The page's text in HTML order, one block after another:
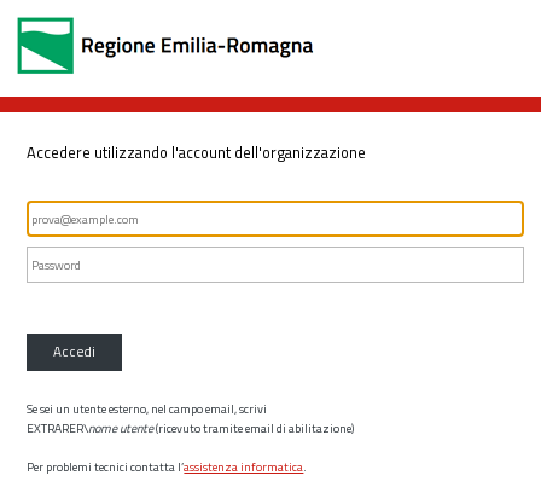
Accedere utilizzando l'account dell'organizzazione
Accedi
Se sei un utente esterno, nel campo email, scrivi
EXTRARER\nome utente(ricevuto tramite email di abilitazione)
Per problemi tecnici contatta l’assistenza informatica.